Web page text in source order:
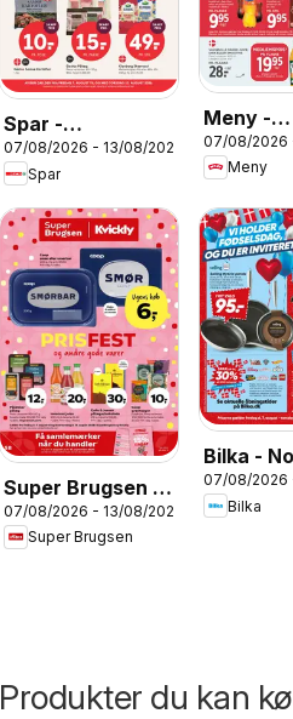
Spar -
Tilbudsavis uge
33
07/08/2026 - 13/08/2026
Spar
Meny -
33
07/08/2026
Meny
Super Brugsen -
Tilbudsavis uge
32
07/08/2026 - 13/08/2026
Super Brugsen
Bilka -
07/08/2026
Bilka
Produkter du kan